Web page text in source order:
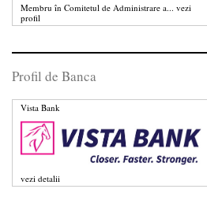
Membru în Comitetul de Administrare a... vezi
profil
Profil de Banca
Vista Bank
vezi detalii